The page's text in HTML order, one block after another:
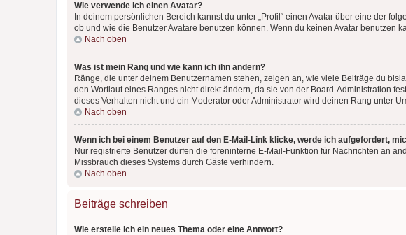
Wie verwende ich einen Avatar?
In deinem persönlichen Bereich kannst du unter „Profil“ einen Avatar über eine der
ob und wie die Benutzer Avatare benutzen können. Wenn du keinen Avatar benutzen
Nach oben
Was ist mein Rang und wie kann ich ihn ändern?
Ränge, die unter deinem Benutzernamen stehen, zeigen an, wie viele Beiträge du
den Wortlaut eines Ranges nicht direkt ändern, da sie von der Board-Administration
dieses Verhalten nicht und ein Moderator oder Administrator wird deinen Rang unter
Nach oben
Wenn ich bei einem Benutzer auf den E-Mail-Link klicke, werde ich aufgefordert,
Nur registrierte Benutzer dürfen die foreninterne E-Mail-Funktion für Nachrichten an
Missbrauch dieses Systems durch Gäste verhindern.
Nach oben
Beiträge schreiben
Wie erstelle ich ein neues Thema oder eine Antwort?